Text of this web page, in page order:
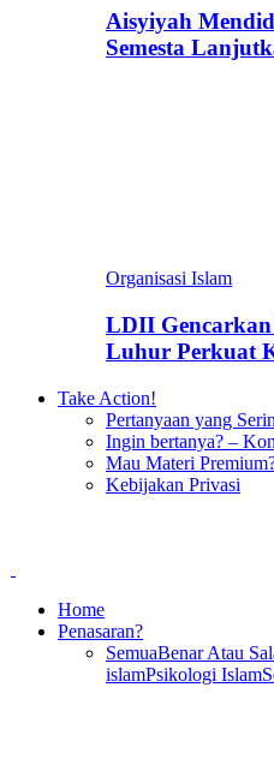
Aisyiyah
Semesta
Organisasi Islam
LDII
Luhur Perkuat
Take Action!
Pertanyaan yang
Ingin bertanya? –
Mau Materi
Kebijakan Privasi
Home
Penasaran?
SemuaBenar Atau
islamPsikologi Islam